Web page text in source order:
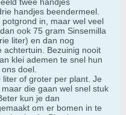
handjes beendermeel.
in, maar wel veel
ook 75 gram Sinsemilla
liter) en dan nog
achtertuin. Bezuinig nooit
klei ademen te snel hun
doel.
of groter per plant. Je
die gaan wel snel stuk
kun je dan
om er bomen in te